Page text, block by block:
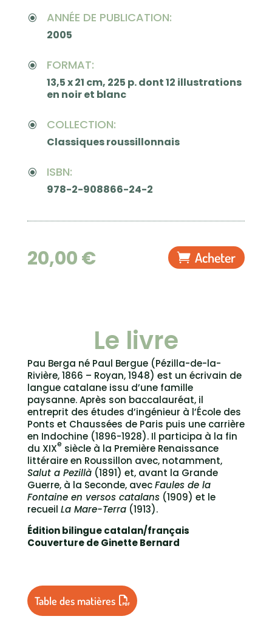
\ ANNÉE DE PUBLICATION:
2005
\ FORMAT:
13,5 x 21 cm, 225 p. dont 12 illustrations
en noir et blanc
\ COLLECTION:
Classiques roussillonnais
\ ISBN:
978-2-908866-24-2
20,00€ Acheter
Le livre
Pau Berga né Paul Bergue (Pézilla-de-la-
Rivière, 1866 – Royan, 1948) est un écrivain de
langue catalane issu d’une famille
paysanne. Après son baccalauréat, il
entreprit des études d’ingénieur à l’École des
Ponts et Chaussées de Paris puis une carrière
en Indochine (1896-1928). Il participa à la fin
du XIXe siècle à la Première Renaissance
littéraire en Roussillon avec, notamment,
Salut a Pezillà(1891) et, avant la Grande
Guerre, à la Seconde, avecFaules de la
Fontaine en versos catalans(1909) et le
recueil La Mare-Terra(1913).
Édition bilingue catalan/français
Couverture de Ginette Bernard
Table des matières